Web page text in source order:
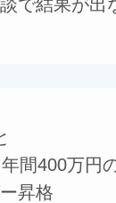
で結果が出
間400万円
昇格